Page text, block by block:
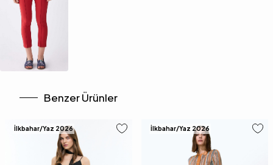
Benzer Ürünler
İlkbahar/Yaz 2026 İlkbahar/Yaz 2026